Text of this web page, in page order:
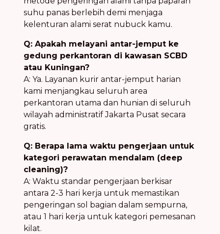
suhu panas berlebih demi menjaga
kelenturan alami serat nubuck kamu.
Q: Apakah melayani antar-jemput ke
gedung perkantoran di kawasan SCBD
atau Kuningan?
A: Ya. Layanan kurir antar-jemput harian
kami menjangkau seluruh area
perkantoran utama dan hunian di seluruh
wilayah administratif Jakarta Pusat secara
gratis.
Q: Berapa lama waktu pengerjaan untuk
kategori perawatan mendalam (deep
cleaning)?
A: Waktu standar pengerjaan berkisar
antara 2-3 hari kerja untuk memastikan
pengeringan sol bagian dalam sempurna,
atau 1 hari kerja untuk kategori pemesanan
kilat.